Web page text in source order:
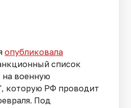
опубликовала
список
на военную
которую РФ проводит
Под